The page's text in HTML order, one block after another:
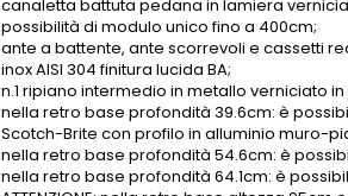
canaletta battuta pedana in lamiera
possibilità di modulo unico fino a 400cm;
ante a battente, ante scorrevoli e cassetti
inox AISI 304 finitura lucida BA;
n.1 ripiano intermedio in metallo verniciato
nella retro base profondità 39.6cm: è
Scotch-Brite con profilo in alluminio muro-
nella retro base profondità 54.6cm: è
nella retro base profondità 64.1cm: è